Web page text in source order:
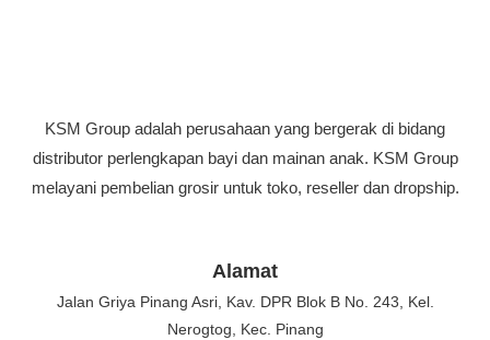
KSM Group adalah perusahaan yang bergerak di bidang
distributor perlengkapan bayi dan mainan anak. KSM Group
melayani pembelian grosir untuk toko, reseller dan dropship.
Alamat
Jalan Griya Pinang Asri, Kav. DPR Blok B No. 243, Kel.
Nerogtog, Kec. Pinang